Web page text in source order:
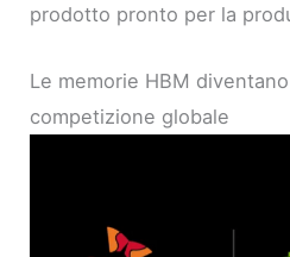
prodotto pronto per la
Le memorie HBM
competizione globale